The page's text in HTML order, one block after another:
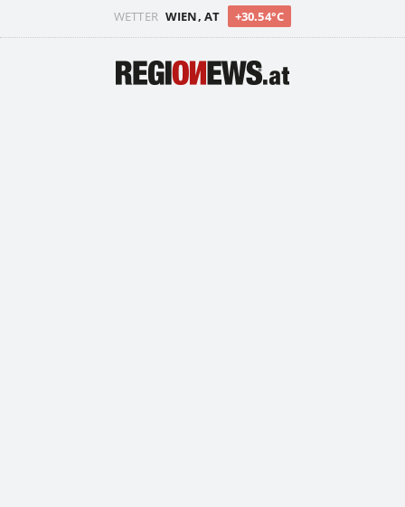
WETTER WIEN, AT +30.54°C